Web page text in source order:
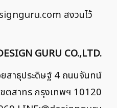
สงวนไว้
GURU CO.,LTD.
สาธุประดิษฐ์ 4 ถนนจันทน์
ตสาทร กรุงเทพฯ 10120